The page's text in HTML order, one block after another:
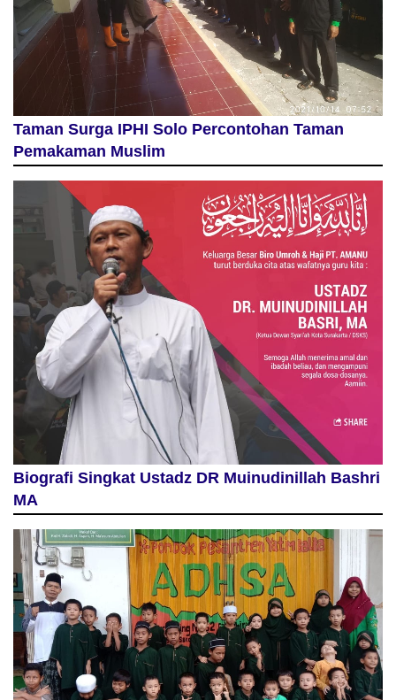
Taman Surga IPHI Solo Percontohan Taman
Pemakaman Muslim
Biografi Singkat Ustadz DR Muinudinillah Bashri
MA